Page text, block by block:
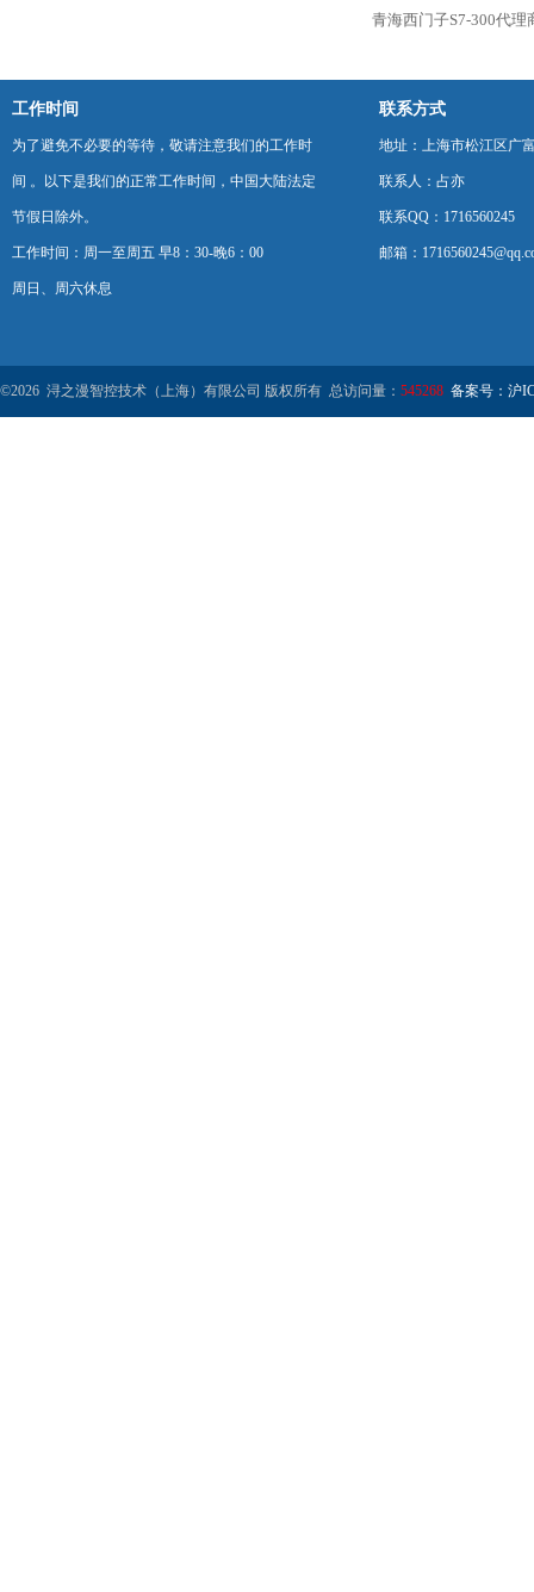
青海西门子S7-300代理
工作时间
为了避免不必要的等待，敬请注意我们的工作时
间 。以下是我们的正常工作时间，中国大陆法定
节假日除外。
工作时间：周一至周五 早8：30-晚6：00
周日、周六休息
联系方式
地址：上海市松江区广
联系人：占亦
联系QQ：1716560245
邮箱：
©2026 浔之漫智控技术（上海）有限公司 版权所有 总访问量： 545268 备案号：沪